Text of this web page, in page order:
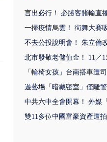
言出必行！ 必勝客賭輸
一掃疫情烏雲！ 街舞大賽
不去公投說明會！ 朱立倫
北市發敬老儲值金！ 11／
「輪椅女孩」台南搭車遭
遊藝場「暗藏密室」僅離
中共六中全會開幕！ 外媒
雙11多位中國富豪資產遭